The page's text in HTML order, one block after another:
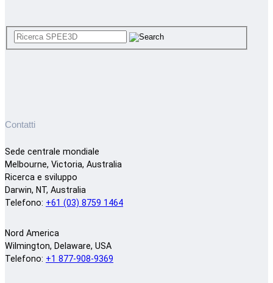
Contatti
Sede centrale mondiale
Melbourne, Victoria, Australia
Ricerca e sviluppo
Darwin, NT, Australia
Telefono: +61 (03) 8759 1464
Nord America
Wilmington, Delaware, USA
Telefono: +1 877-908-9369